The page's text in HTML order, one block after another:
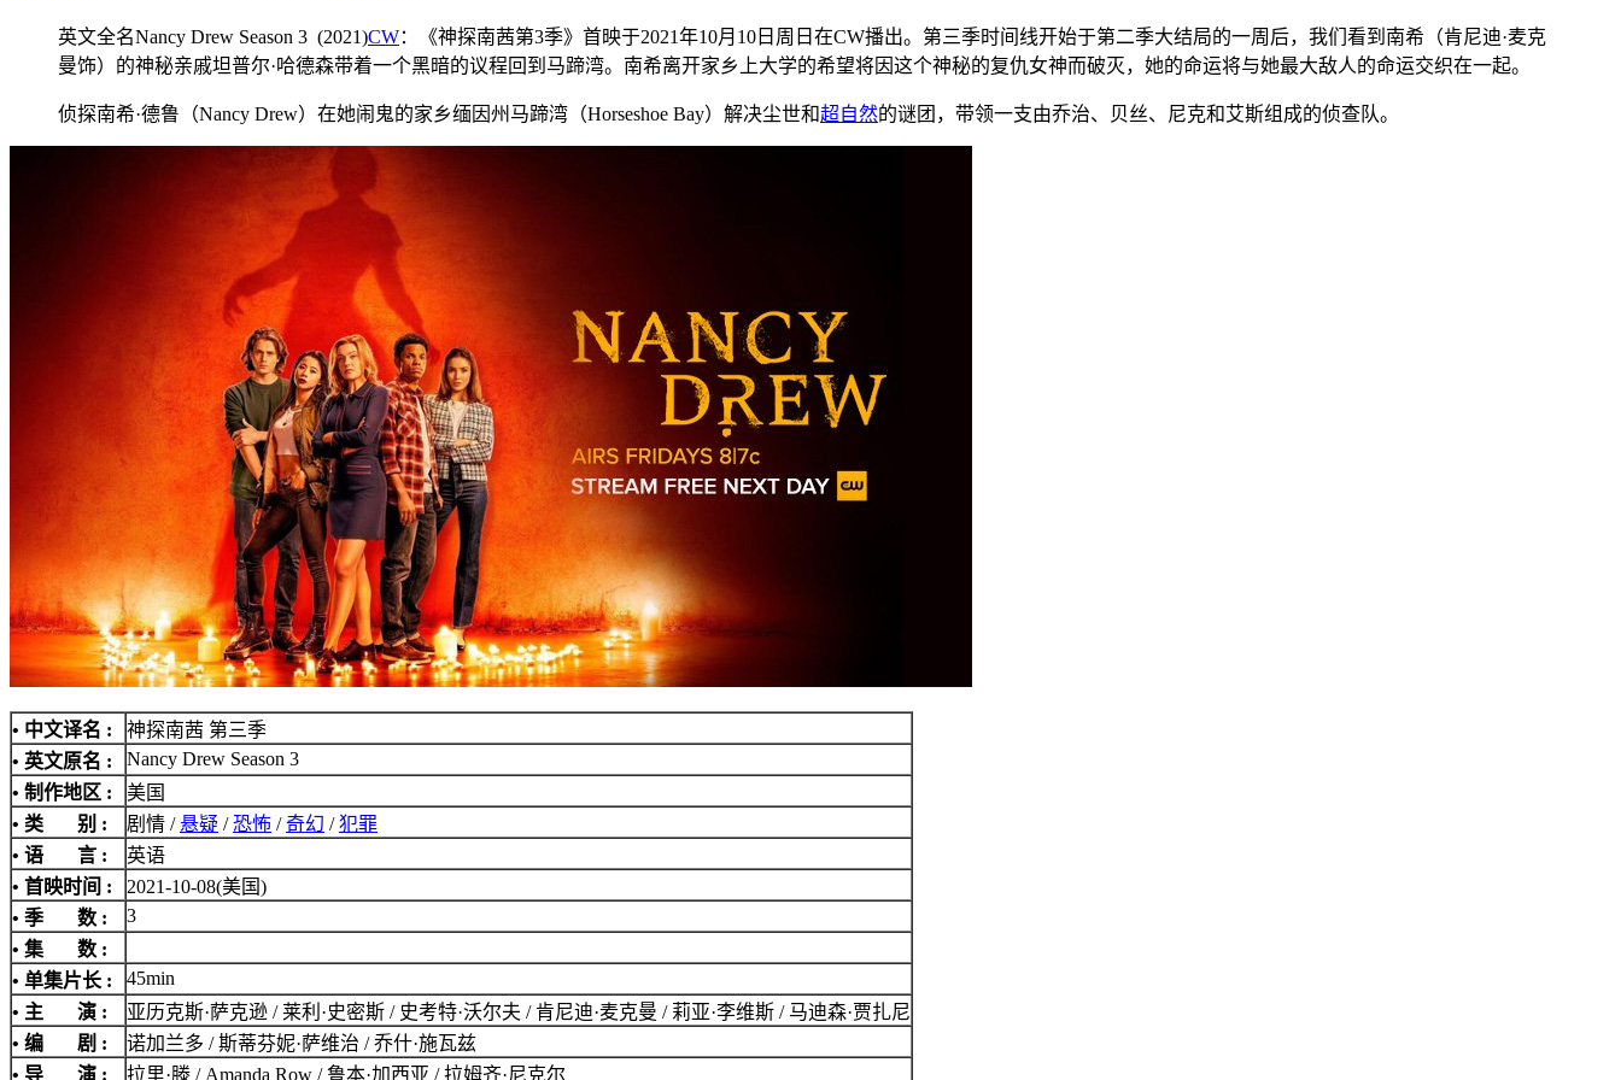
英文全名Nancy Drew Season 3 (2021)CW：《神探南茜第3季》首映于2021年10月10日周日在CW播出。第三季时间线开始于第二季大结局的一周后，我们看到南希（肯尼迪·麦克
曼饰）的神秘亲戚坦普尔·哈德森带着一个黑暗的议程回到马蹄湾。南希离开家乡上大学的希望将因这个神秘的复仇女神而破灭，她的命运将与她最大敌人的命运交织在一起。
侦探南希·德鲁（Nancy Drew）在她闹鬼的家乡缅因州马蹄湾（Horseshoe Bay）解决尘世和超自然的谜团，带领一支由乔治、贝丝、尼克和艾斯组成的侦查队。
• 中文译名 :
神探南茜 第三季
• 英文原名 :
Nancy Drew Season 3
• 制作地区 :
美国
• 类 别 :
剧情 / 悬疑 /恐怖 /奇幻 /犯罪
• 语 言 :
英语
• 首映时间 :
2021-10-08(美国)
• 季 数 :
3
• 集 数 :
• 单集片长 :
45min
• 主 演 :
亚历克斯·萨克逊 / 莱利·史密斯 / 史考特·沃尔夫 / 肯尼迪·麦克曼 / 莉亚·李维斯 / 马迪森·贾扎尼
• 编 剧 :
诺加兰多 / 斯蒂芬妮·萨维治 / 乔什·施瓦兹
• 导 演 :
拉里·滕 / Amanda Row / 鲁本·加西亚 / 拉姆齐·尼克尔